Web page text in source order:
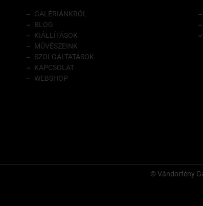
GALÉRIÁNKRÓL
BLOG
KIÁLLÍTÁSOK
MŰVÉSZEINK
SZOLGÁLTATÁSOK
KAPCSOLAT
WEBSHOP
© Vándorfény